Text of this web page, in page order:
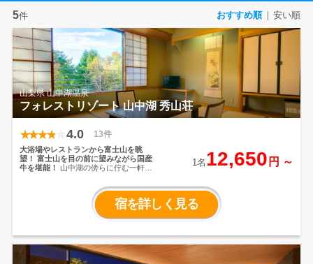
5件 おすすめ順 安い順
山梨県 山中湖温泉
フォレストリゾート 山中湖 秀山荘
4.0 13件
大浴場やレストランから富士山を眺
望！ 富士山を目の前に望みながら国産
牛を堪能！
山中湖の傍らに佇む一軒
富士山が綺麗に見えます！山中湖温泉
「紅富士の湯」をふんだんに使用した
天然温泉や柔らかな国産牛をご用意♪大
自然の中で心安らぐ時間をお過ごしく
1名 12,650 円 ～
宿を詳しく見る